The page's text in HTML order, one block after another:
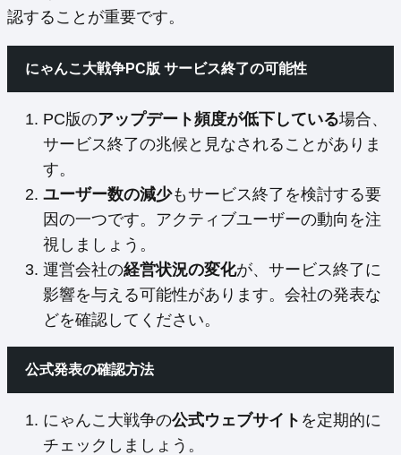
認することが重要です。
にゃんこ大戦争PC版 サービス終了の可能性
PC版のアップデート頻度が低下している場合、
サービス終了の兆候と見なされることがありま
す。
ユーザー数の減少もサービス終了を検討する要
因の一つです。アクティブユーザーの動向を注
視しましょう。
運営会社の経営状況の変化が、サービス終了に
影響を与える可能性があります。会社の発表な
どを確認してください。
公式発表の確認方法
にゃんこ大戦争の公式ウェブサイト を定期的に
チェックしましょう。